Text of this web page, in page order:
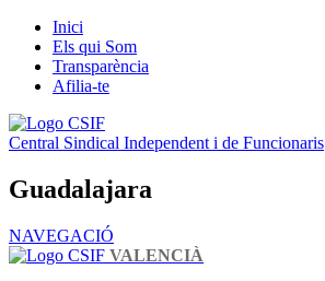
Inici
Els qui Som
Transparència
Afilia-te
Central Sindical Independent i de Funcionaris
Guadalajara
NAVEGACIÓ
VALENCIÀ